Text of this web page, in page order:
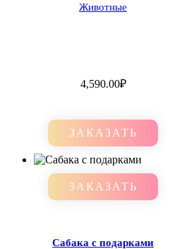
Животные
4,590.00₽
ЗАКАЗАТЬ
ЗАКАЗАТЬ
Сабака с подарками